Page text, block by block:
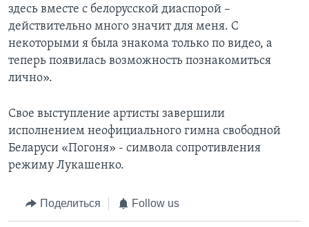
здесь вместе с белорусской диаспорой –
действительно много значит для меня. С
некоторыми я была знакома только по видео, а
теперь появилась возможность познакомиться
лично».
Свое выступление артисты завершили
исполнением неофициального гимна свободной
Беларуси «Погоня» - символа сопротивления
режиму Лукашенко.
Поделиться Follow us